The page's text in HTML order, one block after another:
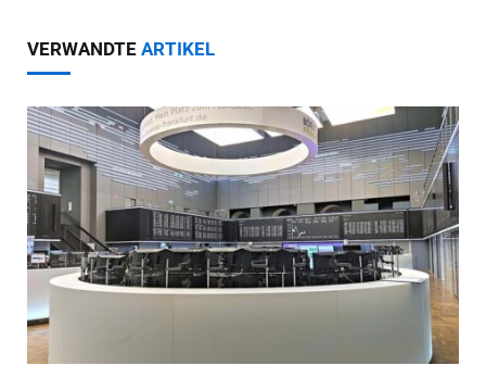
VERWANDTE ARTIKEL